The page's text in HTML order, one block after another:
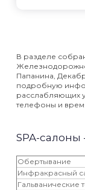
В разделе
Папанина,
подробную
расслабляющих
телефоны и
SPA-
Обертывание
Инфракрасный
Гальванические